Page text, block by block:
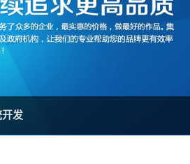
网络营销
微信公众平台
进销存新零售
开发